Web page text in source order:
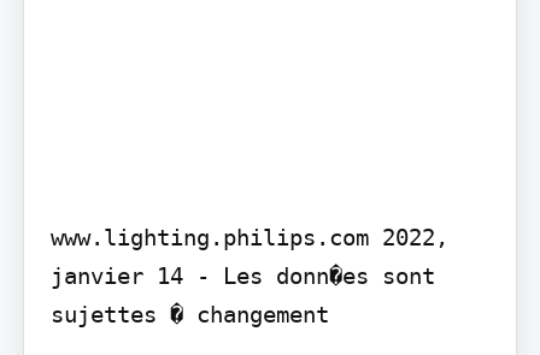
www.lighting.philips.com 2022,
janvier 14 - Les donn�es sont
sujettes � changement